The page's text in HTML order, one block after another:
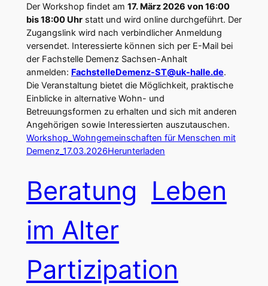
Der Workshop findet am 17. März 2026 von 16:00
bis 18:00 Uhrstatt und wird online durchgeführt. Der
Zugangslink wird nach verbindlicher Anmeldung
versendet. Interessierte können sich per E-Mail bei
der Fachstelle Demenz Sachsen-Anhalt
anmelden: FachstelleDemenz-ST@uk-halle.de.
Die Veranstaltung bietet die Möglichkeit, praktische
Einblicke in alternative Wohn- und
Betreuungsformen zu erhalten und sich mit anderen
Angehörigen sowie Interessierten auszutauschen.
Workshop_Wohngemeinschaften für Menschen mit
Demenz_17.03.2026Herunterladen
Beratung Leben
im Alter
Partizipation